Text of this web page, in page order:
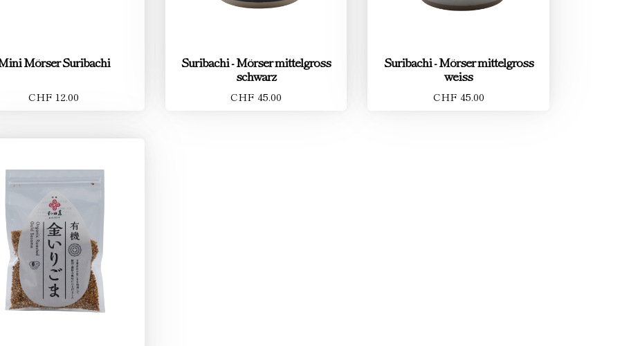
Mörser Suribachi
CHF 12.00
Suribachi - Mörser mittelgross
schwarz
CHF 45.00
Suribachi - Mörser mittelgross
weiss
CHF 45.00